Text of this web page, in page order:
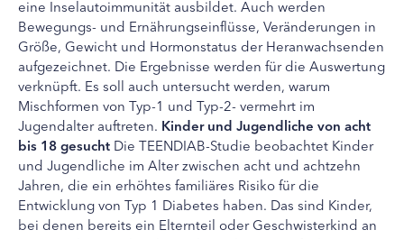
eine Inselautoimmunität ausbildet. Auch werden
Bewegungs- und Ernährungseinflüsse, Veränderungen in
Größe, Gewicht und Hormonstatus der Heranwachsenden
aufgezeichnet. Die Ergebnisse werden für die Auswertung
verknüpft. Es soll auch untersucht werden, warum
Mischformen von Typ-1 und Typ-2- vermehrt im
Jugendalter auftreten. Kinder und Jugendliche von acht
bis 18 gesucht Die TEENDIAB-Studie beobachtet Kinder
und Jugendliche im Alter zwischen acht und achtzehn
Jahren, die ein erhöhtes familiäres Risiko für die
Entwicklung von Typ 1 Diabetes haben. Das sind Kinder,
bei denen bereits ein Elternteil oder Geschwisterkind an